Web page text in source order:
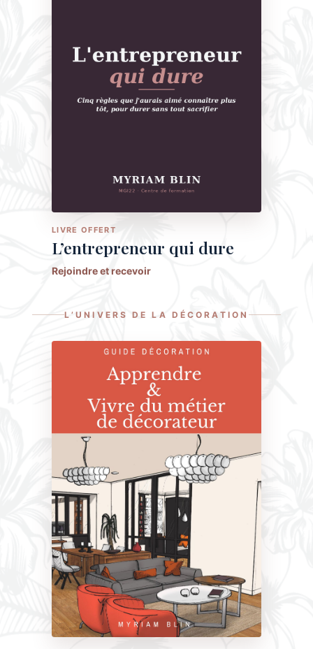
LIVRE OFFERT
L’entrepreneur qui dure
Rejoindre et recevoir
L’UNIVERS DE LA DÉCORATION